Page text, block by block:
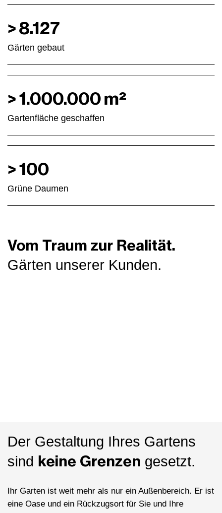
betrachten. Bauliche Maßnahmen dauern
Begrünungen.
Wichtig ist, dass Sie bereits frühzeitig mit der
>8.127
Gärten gebaut
>1.000.000m²
Garten­fläche geschaffen
>100
Grüne Daumen
Vom Traum zur Realität.
Gärten unserer Kunden.
Der Gestaltung Ihres Gartens
sind keine Grenzen gesetzt.
Ihr Garten ist weit mehr als nur ein Außenbereich. Er ist
eine Oase und ein Rückzugsort für Sie und Ihre